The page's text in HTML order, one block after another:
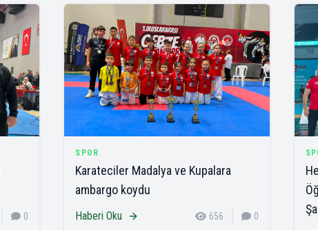
0
SPOR
Karateciler Madalya ve Kupalara
ambargo koydu
Haberi Oku 656 0